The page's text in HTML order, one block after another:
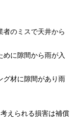
者のミスで天井から
に隙間から雨が入
グ材に隙間があり雨
えられる損害は補償